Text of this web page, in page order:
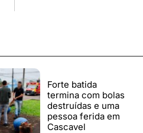
Forte batida
termina com bolas
destruídas e uma
pessoa ferida em
Cascavel